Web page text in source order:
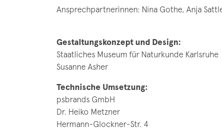
Ansprechpartnerinnen: Nina Gothe, Anja
Gestaltungskonzept und Design:
Staatliches Museum für Naturkunde Karlsruhe
Susanne Asher
Technische Umsetzung:
psbrands GmbH
Dr. Heiko Metzner
Hermann-Glockner-Str. 4